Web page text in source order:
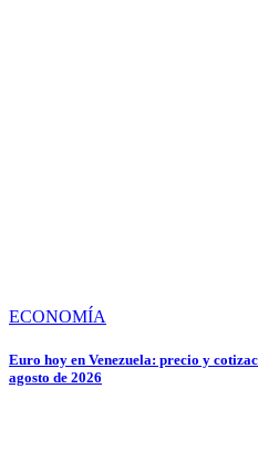
ECONOMÍA
Euro hoy en Venezuela: precio y
agosto de 2026